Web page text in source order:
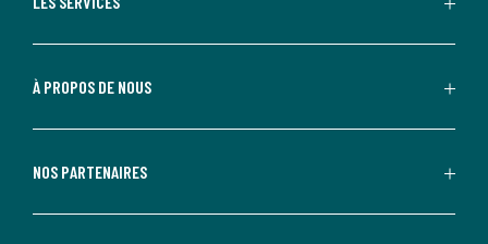
À PROPOS DE NOUS
NOS PARTENAIRES